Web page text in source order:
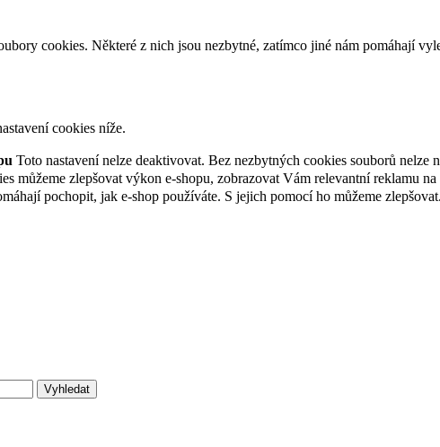
cookies. Některé z nich jsou nezbytné, zatímco jiné nám pomáhají
cookies níže.
Toto nastavení nelze deaktivovat. Bez nezbytných cookies souborů nelze
můžeme zlepšovat výkon e-shopu, zobrazovat Vám relevantní reklamu
pochopit, jak e-shop používáte. S jejich pomocí ho můžeme zlepšovat.
Vyhledat